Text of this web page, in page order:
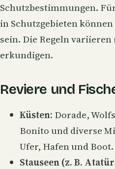
Schutzbestimmungen.
in Schutzgebieten
sein. Die Regeln
erkundigen.
Reviere und
Küsten: Dorade,
Bonito und diverse
Ufer, Hafen und Boot.
Stauseen (z. B.